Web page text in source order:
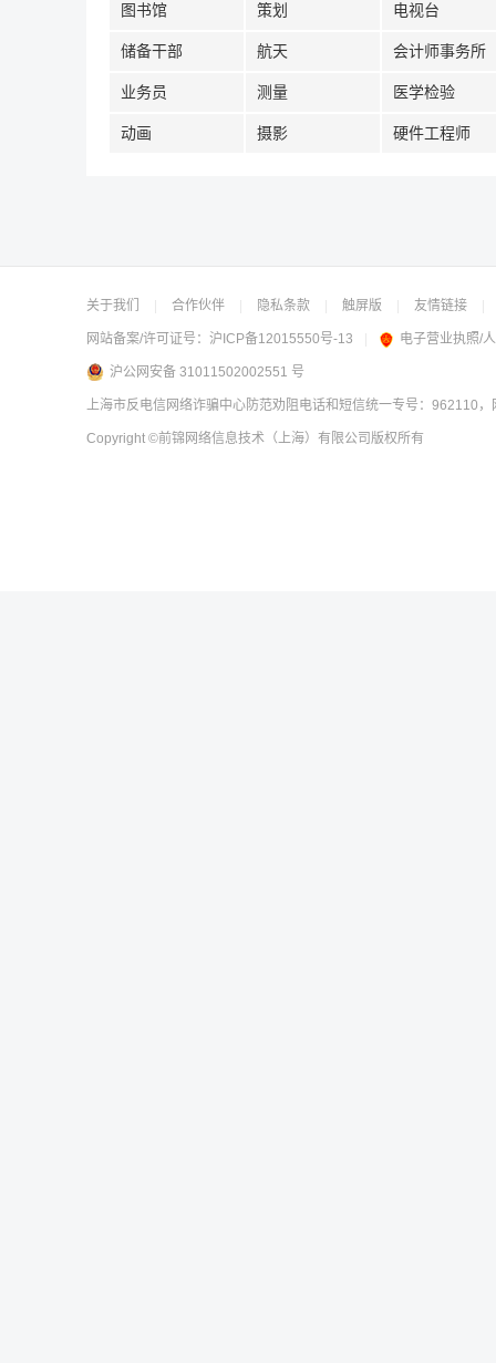
图书馆 策划 电视台
储备干部 航天 会计师事务所
业务员 测量 医学检验
动画 摄影 硬件工程师
关于我们 合作伙伴 隐私条款 触屏版 友情链接
网站备案/许可证号： 沪ICP备12015550号-13 电子营业执照/
沪公网安备 31011502002551 号
上海市反电信网络诈骗中心防范劝阻电话和短信统一专号：962110
Copyright ©前锦网络信息技术（上海）有限公司 版权所有